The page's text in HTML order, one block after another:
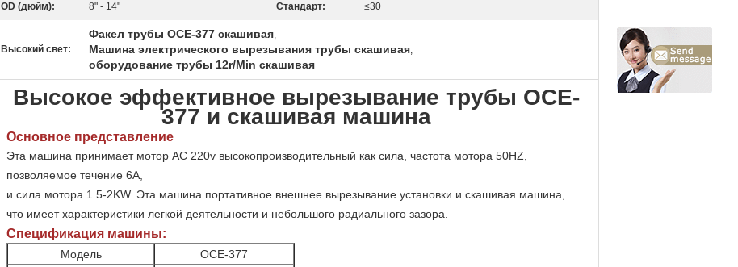
OD (дюйм): 8" - 14" Стандарт: ≤30
Высокий свет:
Факел трубы OCE-377 скашивая,
Машина электрического вырезывания трубы скашивая,
оборудование трубы 12r/Min скашивая
Высокое эффективное вырезывание трубы OCE-
377 и скашивая машина
Основное представление
Эта машина принимает мотор AC 220v высокопроизводительный как сила, частота мотора 50HZ,
позволяемое течение 6A,
и сила мотора 1.5-2KW. Эта машина портативное внешнее вырезывание установки и скашивая машина,
что имеет характеристики легкой деятельности и небольшого радиального зазора.
Спецификация машины:
Модель
OCE-377